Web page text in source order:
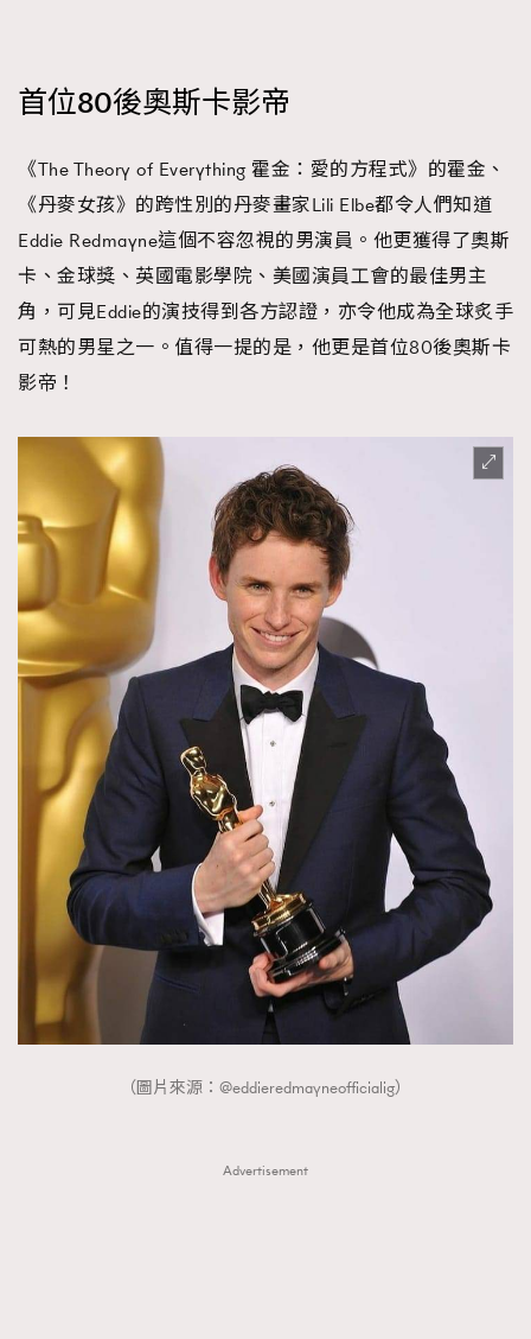
首位80後奧斯卡影帝
《The Theory of Everything 霍金：愛的方程式》的霍金、
《丹麥女孩》的跨性別的丹麥畫家Lili Elbe都令人們知道
Eddie Redmayne這個不容忽視的男演員。他更獲得了奧斯
卡、金球獎、英國電影學院、美國演員工會的最佳男主
角，可見Eddie的演技得到各方認證，亦令他成為全球炙手
可熱的男星之一。值得一提的是，他更是首位80後奧斯卡
影帝！
（圖片來源：@eddieredmayneofficialig）
Advertisement